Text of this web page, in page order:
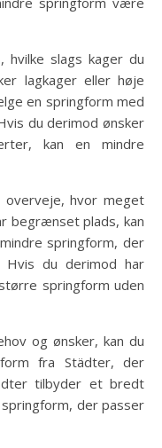
hvilke slags kager du
lagkager eller høje
en springform med
du derimod ønsker
kan en mindre
hvor meget
begrænset plads, kan
springform, der
Hvis du derimod har
springform uden
og ønsker, kan du
fra Städter, der
tilbyder et bredt
der passer